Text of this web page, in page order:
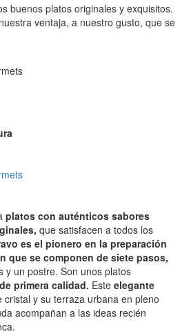
buenos platos originales y exquisitos.
ventaja, a nuestro gusto, que se
platos con auténticos sabores
que satisfacen a todos los
es el pionero en la preparación
que se componen de siete pasos,
y un postre. Son unos platos
primera calidad. Este elegante
cristal y su terraza urbana en pleno
acompañan a las ideas recién